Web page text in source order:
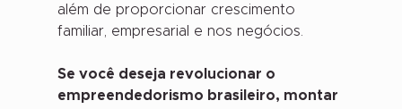
além de proporcionar crescimento
familiar, empresarial e nos negócios.
Se você deseja revolucionar o
empreendedorismo brasileiro, montar